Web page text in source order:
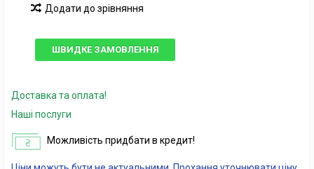
Додати до зрівняння
ШВИДКЕ ЗАМОВЛЕННЯ
Доставка та оплата!
Наші послуги
Можливість придбати в кредит!